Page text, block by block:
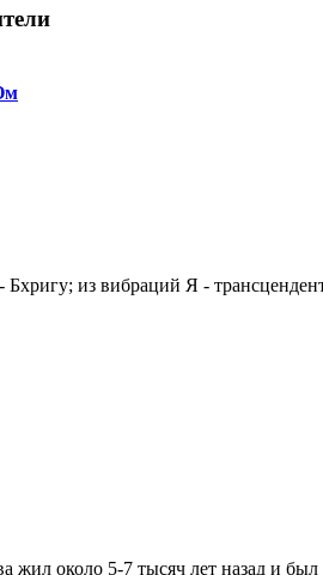
Бхригу; из вибраций Я -
жил около 5-7 тысяч лет назад и